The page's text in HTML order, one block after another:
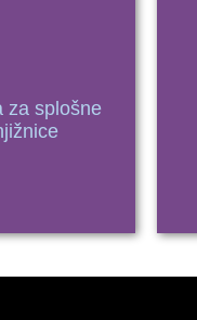
za splošne